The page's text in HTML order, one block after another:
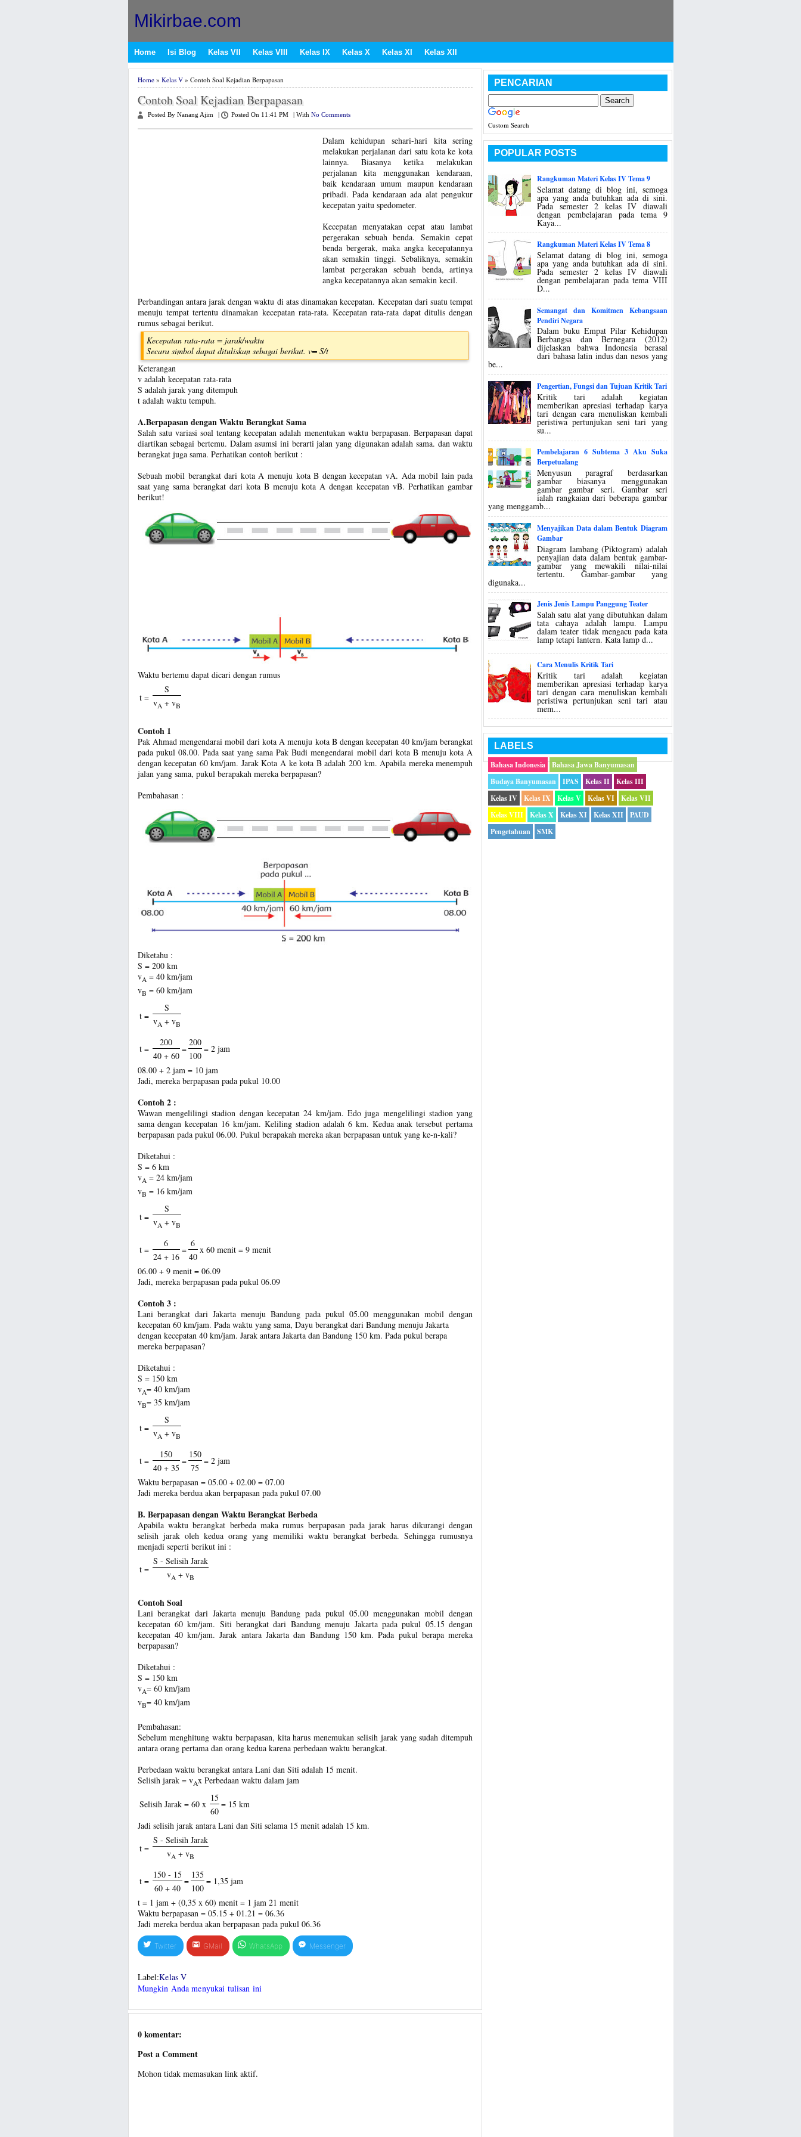
Mikirbae.com
Home Isi Blog Kelas VII Kelas VIII Kelas IX Kelas X Kelas XI Kelas XII
Home» Kelas V» Contoh Soal Kejadian Berpapasan
Contoh Soal Kejadian Berpapasan
Posted By Nanang Ajim Posted On 11:41 PM With No Comments
Dalam kehidupan sehari-hari kita sering
melakukan perjalanan dari satu kota ke kota
lainnya. Biasanya ketika melakukan
perjalanan kita menggunakan kendaraan,
baik kendaraan umum maupun kendaraan
pribadi. Pada kendaraan ada alat pengukur
kecepatan yaitu spedometer.
Kecepatan menyatakan cepat atau lambat
pergerakan sebuah benda. Semakin cepat
benda bergerak, maka angka kecepatannya
akan semakin tinggi. Sebaliknya, semakin
lambat pergerakan sebuah benda, artinya
angka kecepatannya akan semakin kecil.
Perbandingan antara jarak dengan waktu di atas dinamakan kecepatan. Kecepatan dari suatu tempat
menuju tempat tertentu dinamakan kecepatan rata-rata. Kecepatan rata-rata dapat ditulis dengan
rumus sebagai berikut.
Kecepatan rata-rata = jarak/waktu
Secara simbol dapat dituliskan sebagai berikut. v= S/t
Keterangan
v adalah kecepatan rata-rata
S adalah jarak yang ditempuh
t adalah waktu tempuh.
A.Berpapasan dengan Waktu Berangkat Sama
Salah satu variasi soal tentang kecepatan adalah menentukan waktu berpapasan. Berpapasan dapat
diartikan sebagai bertemu. Dalam asumsi ini berarti jalan yang digunakan adalah sama. dan waktu
berangkat juga sama. Perhatikan contoh berikut :
Sebuah mobil berangkat dari kota A menuju kota B dengan kecepatan vA. Ada mobil lain pada
saat yang sama berangkat dari kota B menuju kota A dengan kecepatan vB. Perhatikan gambar
berikut!
Waktu bertemu dapat dicari dengan rumus
t =
S
vA + vB
Contoh 1
Pak Ahmad mengendarai mobil dari kota A menuju kota B dengan kecepatan 40 km/jam berangkat
pada pukul 08.00. Pada saat yang sama Pak Budi mengendarai mobil dari kota B menuju kota A
dengan kecepatan 60 km/jam. Jarak Kota A ke kota B adalah 200 km. Apabila mereka menempuh
jalan yang sama, pukul berapakah mereka berpapasan?
Pembahasan :
Diketahu :
S = 200 km
vA = 40 km/jam
vB = 60 km/jam
t =
S
vA + vB
t =
200
=
200
= 2 jam
40 + 60
100
08.00 + 2 jam = 10 jam
Jadi, mereka berpapasan pada pukul 10.00
Contoh 2 :
Wawan mengelilingi stadion dengan kecepatan 24 km/jam. Edo juga mengelilingi stadion yang
sama dengan kecepatan 16 km/jam. Keliling stadion adalah 6 km. Kedua anak tersebut pertama
berpapasan pada pukul 06.00. Pukul berapakah mereka akan berpapasan untuk yang ke-n-kali?
Diketahui :
S = 6 km
vA = 24 km/jam
vB = 16 km/jam
t =
S
vA + vB
t =
6
=
6
x 60 menit = 9 menit
24 + 16
40
06.00 + 9 menit = 06.09
Jadi, mereka berpapasan pada pukul 06.09
Contoh 3 :
Lani berangkat dari Jakarta menuju Bandung pada pukul 05.00 menggunakan mobil dengan
kecepatan 60 km/jam. Pada waktu yang sama, Dayu berangkat dari Bandung menuju Jakarta
dengan kecepatan 40 km/jam. Jarak antara Jakarta dan Bandung 150 km. Pada pukul berapa
mereka berpapasan?
Diketahui :
S = 150 km
vA= 40 km/jam
vB= 35 km/jam
t =
S
vA + vB
t =
150
=
150
= 2 jam
40 + 35
75
Waktu berpapasan = 05.00 + 02.00 = 07.00
Jadi mereka berdua akan berpapasan pada pukul 07.00
B. Berpapasan dengan Waktu Berangkat Berbeda
Apabila waktu berangkat berbeda maka rumus berpapasan pada jarak harus dikurangi dengan
selisih jarak oleh kedua orang yang memiliki waktu berangkat berbeda. Sehingga rumusnya
menjadi seperti berikut ini :
t =
S - Selisih Jarak
vA + vB
Contoh Soal
Lani berangkat dari Jakarta menuju Bandung pada pukul 05.00 menggunakan mobil dengan
kecepatan 60 km/jam. Siti berangkat dari Bandung menuju Jakarta pada pukul 05.15 dengan
kecepatan 40 km/jam. Jarak antara Jakarta dan Bandung 150 km. Pada pukul berapa mereka
berpapasan?
Diketahui :
S = 150 km
vA= 60 km/jam
vB= 40 km/jam
Pembahasan:
Sebelum menghitung waktu berpapasan, kita harus menemukan selisih jarak yang sudah ditempuh
antara orang pertama dan orang kedua karena perbedaan waktu berangkat.
Perbedaan waktu berangkat antara Lani dan Siti adalah 15 menit.
Selisih jarak = vAx Perbedaan waktu dalam jam
Selisih Jarak = 60 x
15
= 15 km
60
Jadi selisih jarak antara Lani dan Siti selama 15 menit adalah 15 km.
t =
S - Selisih Jarak
vA + vB
t =
150 - 15
=
135
= 1,35 jam
60 + 40
100
t = 1 jam + (0,35 x 60) menit = 1 jam 21 menit
Waktu berpapasan = 05.15 + 01.21 = 06.36
Jadi mereka berdua akan berpapasan pada pukul 06.36
Twitter GMail WhatsApp Messenger
Label:Kelas V
Mungkin Anda menyukai tulisan ini
0 komentar:
Post a Comment
Mohon tidak memasukan link aktif.
PENCARIAN
Custom Search
POPULAR POSTS
Rangkuman Materi Kelas IV Tema 9
Selamat datang di blog ini, semoga
apa yang anda butuhkan ada di sini.
Pada semester 2 kelas IV diawali
dengan pembelajaran pada tema 9
Kaya...
Rangkuman Materi Kelas IV Tema 8
Selamat datang di blog ini, semoga
apa yang anda butuhkan ada di sini.
Pada semester 2 kelas IV diawali
dengan pembelajaran pada tema VIII
D...
Semangat dan Komitmen Kebangsaan
Pendiri Negara
Dalam buku Empat Pilar Kehidupan
Berbangsa dan Bernegara (2012)
dijelaskan bahwa Indonesia berasal
dari bahasa latin indus dan nesos yang
be...
Pengertian, Fungsi dan Tujuan Kritik Tari
Kritik tari adalah kegiatan
memberikan apresiasi terhadap karya
tari dengan cara menuliskan kembali
peristiwa pertunjukan seni tari yang
su...
Pembelajaran 6 Subtema 3 Aku Suka
Berpetualang
Menyusun paragraf berdasarkan
gambar biasanya menggunakan
gambar gambar seri. Gambar seri
ialah rangkaian dari beberapa gambar
yang menggamb...
Menyajikan Data dalam Bentuk Diagram
Gambar
Diagram lambang (Piktogram) adalah
penyajian data dalam bentuk gambar-
gambar yang mewakili nilai-nilai
tertentu. Gambar-gambar yang
digunaka...
Jenis Jenis Lampu Panggung Teater
Salah satu alat yang dibutuhkan dalam
tata cahaya adalah lampu. Lampu
dalam teater tidak mengacu pada kata
lamp tetapi lantern. Kata lamp d...
Cara Menulis Kritik Tari
Kritik tari adalah kegiatan
memberikan apresiasi terhadap karya
tari dengan cara menuliskan kembali
peristiwa pertunjukan seni tari atau
mem...
LABELS
Bahasa Indonesia
Bahasa Jawa Banyumasan
Budaya Banyumasan
IPAS Kelas II
Kelas III
Kelas IV
Kelas IX Kelas V Kelas VI
Kelas VII
Kelas VIII
Kelas X Kelas XI Kelas XII
PAUD
Pengetahuan
SMK